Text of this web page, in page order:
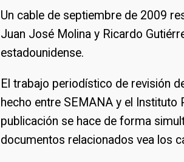
Un cable de septiembre de 2009
Juan José Molina y Ricardo
estadounidense.
El trabajo periodístico de revisión
hecho entre SEMANA y el Instituto
publicación se hace de forma
documentos relacionados vea los